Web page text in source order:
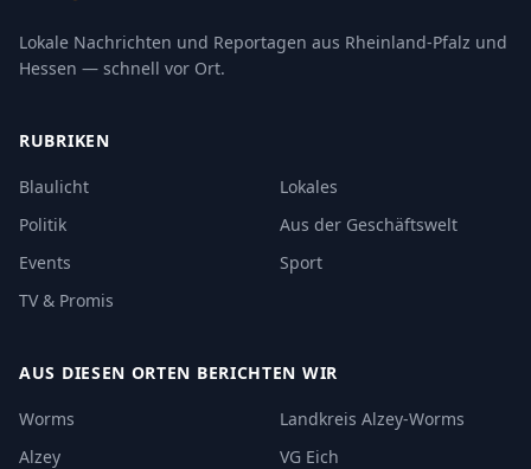
Lokale Nachrichten und Reportagen aus Rheinland-Pfalz und
Hessen — schnell vor Ort.
RUBRIKEN
Blaulicht
Lokales
Politik
Aus der Geschäftswelt
Events
Sport
TV & Promis
AUS DIESEN ORTEN BERICHTEN WIR
Worms
Landkreis Alzey-Worms
Alzey
VG Eich